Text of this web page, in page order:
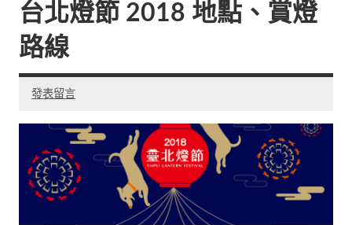
台北燈節 2018 地點、賞燈
路線
發表留言